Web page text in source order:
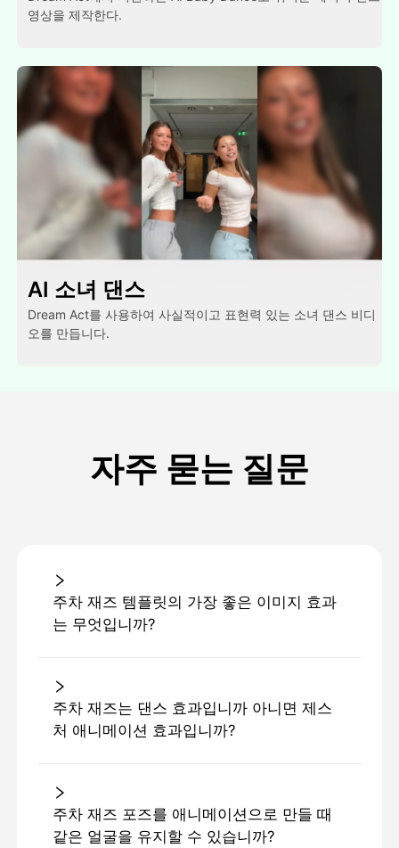
영상을 제작한다.
AI 소녀 댄스
Dream Act를 사용하여 사실적이고 표현력 있는 소녀 댄스 비디
오를 만듭니다.
자주 묻는 질문
주차 재즈 템플릿의 가장 좋은 이미지 효과
는 무엇입니까?
주차 재즈는 댄스 효과입니까 아니면 제스
처 애니메이션 효과입니까?
주차 재즈 포즈를 애니메이션으로 만들 때
같은 얼굴을 유지할 수 있습니까?